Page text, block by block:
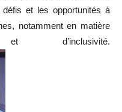
et les opportunités à
notamment en matière
d’inclusivité.